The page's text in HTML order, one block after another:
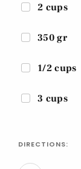
2 cups
350 gr
1/2 cups
3 cups
DIRECTIONS: